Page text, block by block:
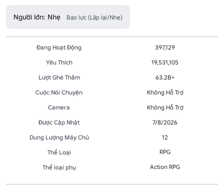
Người lớn: Nhẹ Bạo lực (Lặp lại/Nhẹ)
Đang Hoạt Động
397,129
Yêu Thích
19,531,105
Lượt Ghé Thăm
63.2B+
Cuộc Nói Chuyện
Không Hỗ Trợ
Camera
Không Hỗ Trợ
Được Cập Nhật
7/8/2026
Dung Lượng Máy Chủ
12
Thể Loại
RPG
Thể loại phụ Action RPG